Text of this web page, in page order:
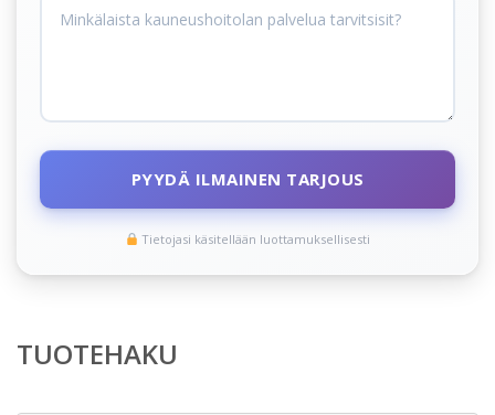
PYYDÄ ILMAINEN TARJOUS
Tietojasi käsitellään luottamuksellisesti
TUOTEHAKU